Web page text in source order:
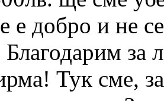
е добро и не
Благодарим
Тук сме,